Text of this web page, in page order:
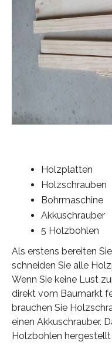
Holzplatten
Holzschrauben
Bohrmaschine
Akkuschrauber
5 Holzbohlen
Als erstens bereiten
schneiden Sie alle
Wenn Sie keine Lust
direkt vom Baumarkt
brauchen Sie
einen Akkuschrauber.
Holzbohlen hergestellt